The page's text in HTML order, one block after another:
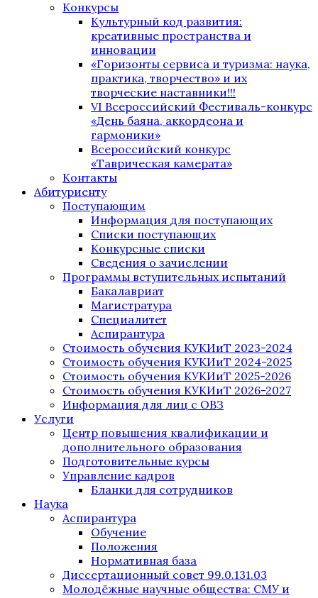
Конкурсы
Культурный код развития:
креативные пространства и
инновации
«Горизонты сервиса и туризма: наука,
практика, творчество» и их
творческие наставники!!!
VI Всероссийский Фестиваль-конкурс
«День баяна, аккордеона и
гармоники»
Всероссийский конкурс
«Таврическая камерата»
Контакты
Абитуриенту
Поступающим
Информация для поступающих
Списки поступающих
Конкурсные списки
Сведения о зачислении
Программы вступительных испытаний
Бакалавриат
Магистратура
Специалитет
Аспирантура
Стоимость обучения КУКИиТ 2023-2024
Стоимость обучения КУКИиТ 2024-2025
Стоимость обучения КУКИиТ 2025-2026
Стоимость обучения КУКИиТ 2026-2027
Информация для лиц с ОВЗ
Услуги
Центр повышения квалификации и
дополнительного образования
Подготовительные курсы
Управление кадров
Бланки для сотрудников
Наука
Аспирантура
Обучение
Положения
Нормативная база
Диссертационный совет 99.0.131.03
Молодёжные научные общества: СМУ и